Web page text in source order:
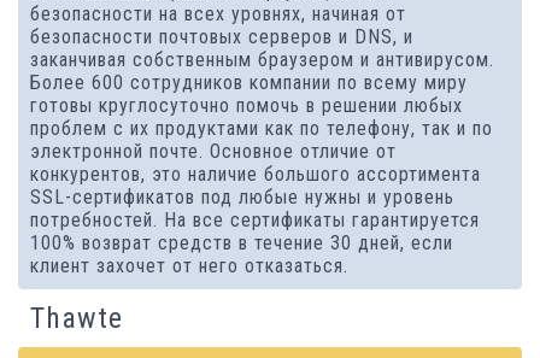
безопасности на всех уровнях, начиная от
безопасности почтовых серверов и DNS, и
заканчивая собственным браузером и антивирусом.
Более 600 сотрудников компании по всему миру
готовы круглосуточно помочь в решении любых
проблем с их продуктами как по телефону, так и по
электронной почте. Основное отличие от
конкурентов, это наличие большого ассортимента
SSL-сертификатов под любые нужны и уровень
потребностей. На все сертификаты гарантируется
100% возврат средств в течение 30 дней, если
клиент захочет от него отказаться.
Thawte